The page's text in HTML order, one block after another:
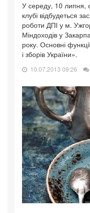
У середу, 10 липня,
клубі відбудеться
роботи ДПІ у м.
Міндоходів у
року. Основні
і зборів України».
10.07.2013 09:26